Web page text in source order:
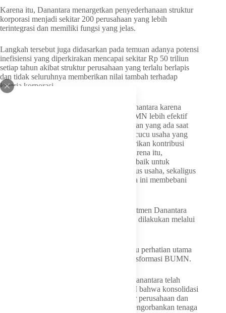
Karena itu, Danantara menargetkan penyederhanaan struktur
korporasi menjadi sekitar 200 perusahaan yang lebih
terintegrasi dan memiliki fungsi yang jelas.
Langkah tersebut juga didasarkan pada temuan adanya potensi
inefisiensi yang diperkirakan mencapai sekitar Rp 50 triliun
setiap tahun akibat struktur perusahaan yang terlalu berlapis
dan tidak seluruhnya memberikan nilai tambah terhadap
kinerja korporasi.
“Sejak awal kami mendukung langkah Danantara karena
tujuannya sangat jelas, yaitu membuat BUMN lebih efektif
dan efisien. Dari lebih dari seribu perusahaan yang ada saat
ini, terdapat sejumlah anak usaha maupun cucu usaha yang
dinilai tidak lagi relevan atau tidak memberikan kontribusi
optimal terhadap bisnis inti perusahaan. Karena itu,
perampingan ini merupakan langkah yang baik untuk
memperkuat tata kelola, meningkatkan fokus usaha, sekaligus
mengurangi potensi inefisiensi yang selama ini membebani
Lebih lanjut, Firnando mengapresiasi komitmen Danantara
yang memastikan proses streamlining tidak dilakukan melalui
Menurutnya, hal tersebut menjadi salah satu perhatian utama
DPR sejak awal pembahasan program transformasi BUMN.
Dia mengungkapkan bahwa manajemen Danantara telah
menyampaikan kepada Komisi VI DPR RI bahwa konsolidasi
dilakukan melalui penyederhanaan struktur perusahaan dan
penguatan sinergi bisnis, bukan dengan mengorbankan tenaga